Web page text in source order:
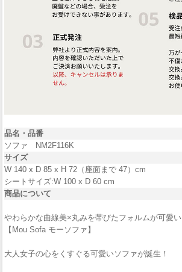
品名・品番
ソファ NM2F116K
サイズ
W 140 x D 85 x H 72（座面まで 47）cm
シートサイズ:W 100 x D 60 cm
商品について
やわらかな曲線美×丸みを帯びたフォルムが可愛い
【Mou Sofa モーソファ】
大人女子の心をくすぐる可愛いソファが誕生！